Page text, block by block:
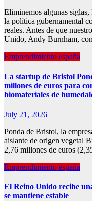
Eliminemos algunas
la política gubernamental
reales. Antes de que
Unido, Andy Burnham,
Emprendimiento españa
La startup de Bristol
millones de euros para
biomateriales de
July 21, 2026
Ponda de Bristol, la
aislante de origen vegetal
2,76 millones de euros
Emprendimiento españa
El Reino Unido recibe
se mantiene estable